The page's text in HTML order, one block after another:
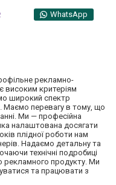
WhatsApp
рекламно-
високим критеріям
широкий спектр
Маємо перевагу в тому, що
Ми — професійна
налаштована досягати
плідної роботи нам
Надаємо детальну та
технічні подробиці
рекламного продукту. Ми
та працювати з